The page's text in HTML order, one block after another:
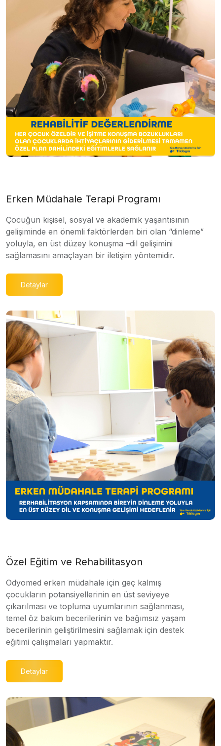
Erken Müdahale Terapi Programı
Çocuğun kişisel, sosyal ve akademik yaşantısının
gelişiminde en önemli faktörlerden biri olan “dinleme”
yoluyla, en üst düzey konuşma –dil gelişimini
sağlamasını amaçlayan bir iletişim yöntemidir.
Detaylar
Özel Eğitim ve Rehabilitasyon
Odyomed erken müdahale için geç kalmış
çocukların potansiyellerinin en üst seviyeye
çıkarılması ve topluma uyumlarının sağlanması,
temel öz bakım becerilerinin ve bağımsız yaşam
becerilerinin geliştirilmesini sağlamak için destek
eğitimi çalışmaları yapmaktır.
Detaylar